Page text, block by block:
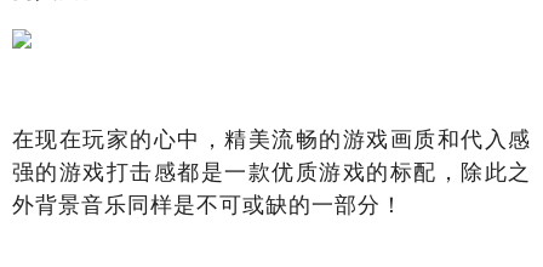
在现在玩家的心中，精美流畅的游戏画质和代入感
强的游戏打击感都是一款优质游戏的标配，除此之
外背景音乐同样是不可或缺的一部分！